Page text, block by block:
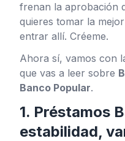
frenan la aprobación
quieres tomar la
entrar allí. Créeme.
Ahora sí, vamos con
que vas a leer sobre
Banco Popular.
1. Préstamos
estabilidad,